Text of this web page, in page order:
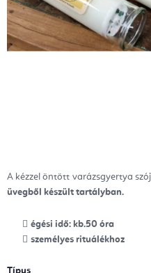
A kézzel öntött varázsgyertya
üvegből készült tartályban.
égési idő: kb.50 óra
személyes rituálékhoz